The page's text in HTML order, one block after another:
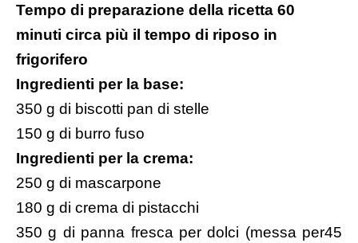
Tempo di preparazione della ricetta 60
minuti circa più il tempo di riposo in
frigorifero
Ingredienti per la base:
350 g di biscotti pan di stelle
150 g di burro fuso
Ingredienti per la crema:
250 g di mascarpone
180 g di crema di pistacchi
350 g di panna fresca per dolci (messa per45